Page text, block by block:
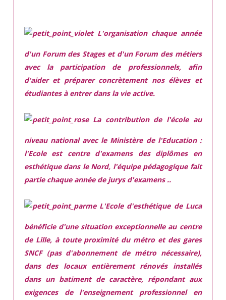
L'organisation chaque année
d'un Forum des Stages et d'un Forum des métiers
avec la participation de professionnels, afin
d'aider et préparer concrètement nos élèves et
étudiantes à entrer dans la vie active.
La contribution de l'école au
niveau national avec le Ministère de l'Education :
l'Ecole est centre d'examens des diplômes en
esthétique dans le Nord, l'équipe pédagogique fait
partie chaque année de jurys d'examens ..
L'Ecole d'esthétique de Luca
bénéficie d'une situation exceptionnelleau centre
de Lille, à toute proximité du métro et des gares
SNCF (pas d'abonnement de métro nécessaire),
dans des locaux entièrement rénovés installés
dans un batiment de caractère, répondant aux
exigencesde l'enseignement professionnel en